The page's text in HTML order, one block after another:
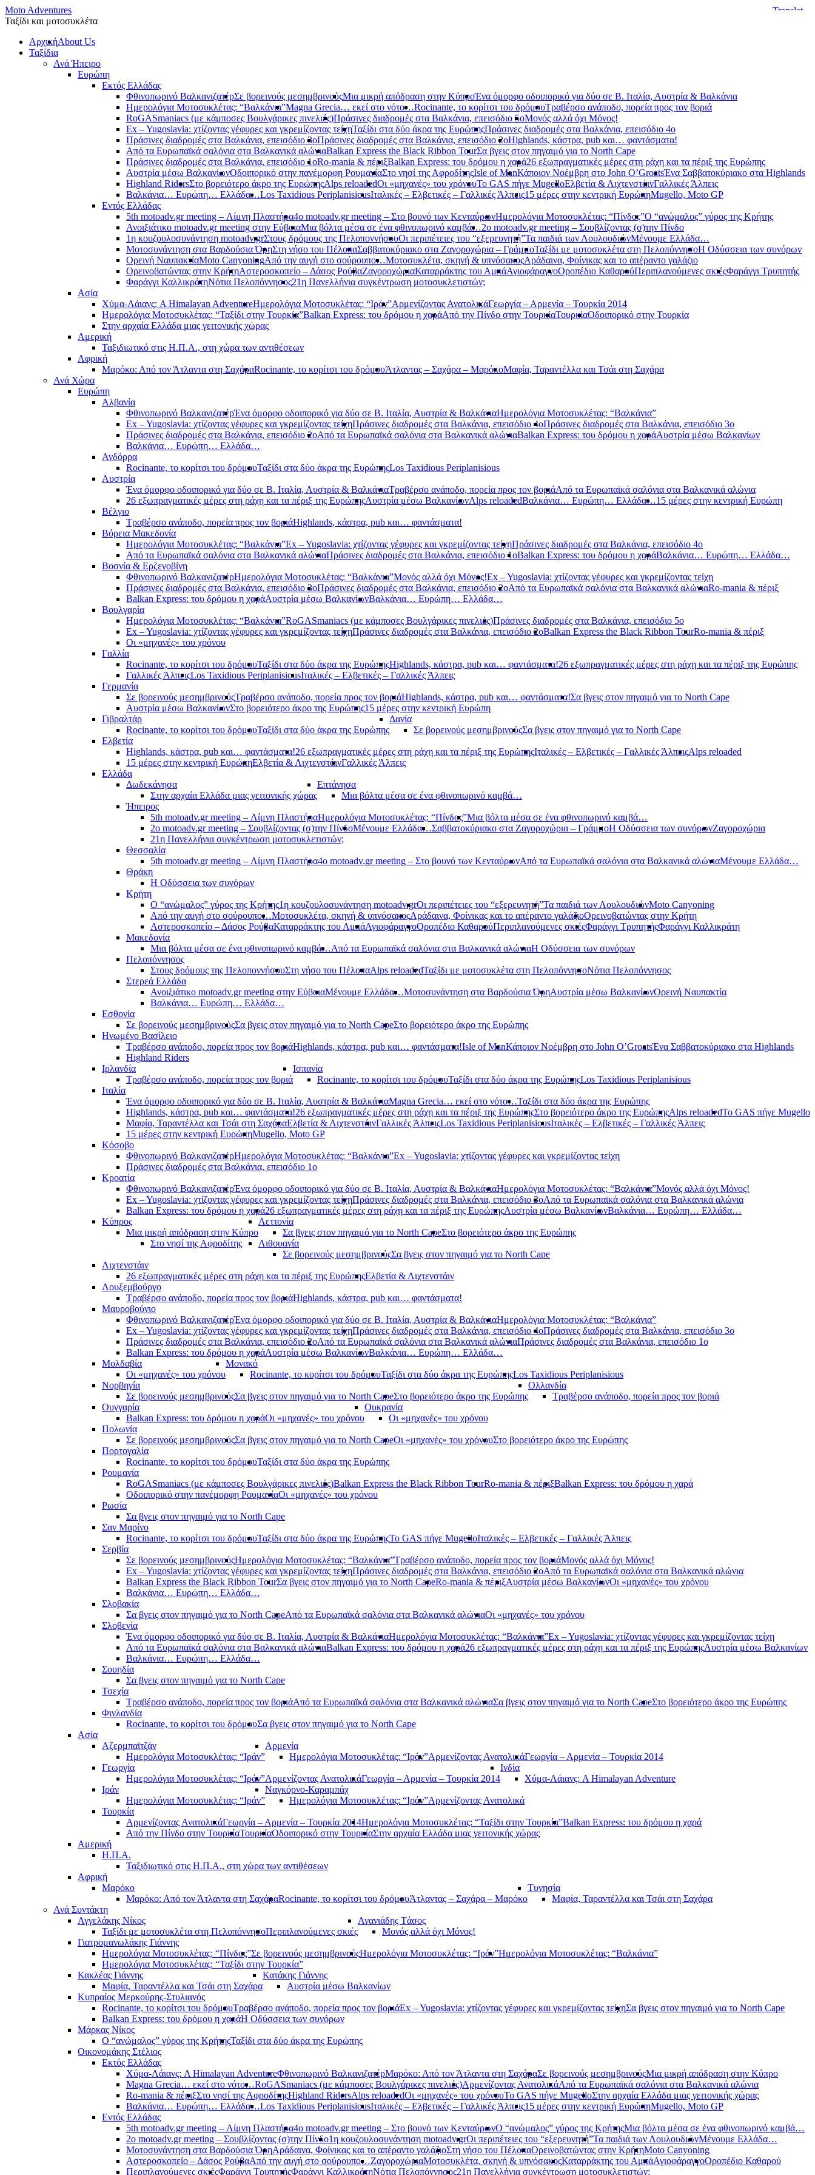
Moto Adventures
Ταξίδι και μοτοσυκλέτα
ΑρχικήAbout Us
Ταξίδια
Ανά Ήπειρο
Ευρώπη
Εκτός Ελλάδας
Φθινοπωρινό ΒαλκανιζατέρΣε βορεινούς μεσημβρινούςΜια μικρή απόδραση στην ΚύπροΈνα όμορφο οδοιπορικό για δύο σε Β. Ιταλία, Αυστρία & Βαλκάνια
Ημερολόγια Μοτοσυκλέτας: “Βαλκάνια”Magna Grecia… εκεί στο νότο…Rocinante, το κορίτσι του δρόμουΤραβέρσο ανάποδο, πορεία προς τον βοριά
RoGASmaniacs (με κάμποσες Βουλγάρικες πινελιές)Πράσινες διαδρομές στα Βαλκάνια, επεισόδιο 5οΜονός αλλά όχι Μόνος!
Ex – Yugoslavia: χτίζοντας γέφυρες και γκρεμίζοντας τείχηΤαξίδι στα δύο άκρα της ΕυρώπηςΠράσινες διαδρομές στα Βαλκάνια, επεισόδιο 4ο
Πράσινες διαδρομές στα Βαλκάνια, επεισόδιο 3οΠράσινες διαδρομές στα Βαλκάνια, επεισόδιο 2οHighlands, κάστρα, pub και… φαντάσματα!
Από τα Ευρωπαϊκά σαλόνια στα Βαλκανικά αλώνιαBalkan Express the Black Ribbon TourΣα βγεις στον πηγαιμό για το North Cape
Πράσινες διαδρομές στα Βαλκάνια, επεισόδιο 1οRo-mania & πέριξBalkan Express: του δρόμου η χαρά26 εξωπραγματικές μέρες στη ράχη και τα πέριξ της Ευρώπης
Αυστρία μέσω ΒαλκανίωνΟδοιπορικό στην πανέμορφη ΡουμανίαΣτο νησί της ΑφροδίτηςIsle of ManΚάποιον Νοέμβρη στο John O’GroatsΈνα Σαββατοκύριακο στα Highlands
Highland RidersΣτο βορειότερο άκρο της ΕυρώπηςAlps reloadedΟι «μηχανές» του χρόνουΤο GAS πήγε MugelloΕλβετία & ΛιχτενστάινΓαλλικές Άλπεις
Βαλκάνια… Ευρώπη… Ελλάδα…Los Taxidious PeriplanisiousΙταλικές – Ελβετικές – Γαλλικές Άλπεις15 μέρες στην κεντρική ΕυρώπηMugello, Moto GP
Εντός Ελλάδας
5th motoadv.gr meeting – Λίμνη Πλαστήρα4ο motoadv.gr meeting – Στο βουνό των ΚενταύρωνΗμερολόγια Μοτοσυκλέτας: “Πίνδος”Ο “ανώμαλος” γύρος της Κρήτης
Ανοιξιάτικο motoadv.gr meeting στην ΕύβοιαΜια βόλτα μέσα σε ένα φθινοπωρινό καμβά…2ο motoadv.gr meeting – Σουβλίζοντας (σ)την Πίνδο
1η κουζουλοσυνάντηση motoadv.grΣτους δρόμους της ΠελοποννήσουΟι περιπέτειες του “εξερευνητή”Τα παιδιά των ΛουλουδιώνΜένουμε Ελλάδα…
Μοτοσυνάντηση στα Βαρδούσια ΌρηΣτη νήσο του ΠέλοπαΣαββατοκύριακο στα Ζαγοροχώρια – ΓράμμοΤαξίδι με μοτοσυκλέτα στη ΠελοπόννησοΗ Οδύσσεια των συνόρων
Ορεινή ΝαυπακτίαMoto CanyoningΑπό την αυγή στο σούρουπο…Μοτοσυκλέτα, σκηνή & υπνόσακοςΑράδαινα, Φοίνικας και το απέραντο γαλάζιο
Ορεινοβατώντας στην ΚρήτηΑστεροσκοπείο – Δάσος ΡούβαΖαγοροχώριαΚαταρράκτης του ΑμπάΑγιοφάραγγοΟροπέδιο ΚαθαρούΠεριπλανούμενες σκιέςΦαράγγι Τρυπητής
Φαράγγι ΚαλλικράτηΝότια Πελοπόννησος21η Πανελλήνια συγκέντρωση μοτοσυκλετιστών;
Ασία
Χύμα-Λάιανς: A Himalayan AdventureΗμερολόγια Μοτοσυκλέτας: “Ιράν”Αρμενίζοντας ΑνατολικάΓεωργία – Αρμενία – Τουρκία 2014
Ημερολόγια Μοτοσυκλέτας: “Ταξίδι στην Τουρκία”Balkan Express: του δρόμου η χαράΑπό την Πίνδο στην ΤουρκίαΤουρκίαΟδοιπορικό στην Τουρκία
Στην αρχαία Ελλάδα μιας γειτονικής χώρας
Αμερική
Ταξιδιωτικό στις Η.Π.Α., στη χώρα των αντιθέσεων
Αφρική
Μαρόκο: Από τον Άτλαντα στη ΣαχάραRocinante, το κορίτσι του δρόμουΆτλαντας – Σαχάρα – ΜαρόκοΜαφία, Ταραντέλλα και Τσάι στη Σαχάρα
Ανά Χώρα
Ευρώπη
Αλβανία
Φθινοπωρινό ΒαλκανιζατέρΈνα όμορφο οδοιπορικό για δύο σε Β. Ιταλία, Αυστρία & ΒαλκάνιαΗμερολόγια Μοτοσυκλέτας: “Βαλκάνια”
Ex – Yugoslavia: χτίζοντας γέφυρες και γκρεμίζοντας τείχηΠράσινες διαδρομές στα Βαλκάνια, επεισόδιο 4οΠράσινες διαδρομές στα Βαλκάνια, επεισόδιο 3ο
Πράσινες διαδρομές στα Βαλκάνια, επεισόδιο 2οΑπό τα Ευρωπαϊκά σαλόνια στα Βαλκανικά αλώνιαBalkan Express: του δρόμου η χαράΑυστρία μέσω Βαλκανίων
Βαλκάνια… Ευρώπη… Ελλάδα…
Ανδόρρα
Rocinante, το κορίτσι του δρόμουΤαξίδι στα δύο άκρα της ΕυρώπηςLos Taxidious Periplanisious
Αυστρία
Ένα όμορφο οδοιπορικό για δύο σε Β. Ιταλία, Αυστρία & ΒαλκάνιαΤραβέρσο ανάποδο, πορεία προς τον βοριάΑπό τα Ευρωπαϊκά σαλόνια στα Βαλκανικά αλώνια
26 εξωπραγματικές μέρες στη ράχη και τα πέριξ της ΕυρώπηςΑυστρία μέσω ΒαλκανίωνAlps reloadedΒαλκάνια… Ευρώπη… Ελλάδα…15 μέρες στην κεντρική Ευρώπη
Βέλγιο
Τραβέρσο ανάποδο, πορεία προς τον βοριάHighlands, κάστρα, pub και… φαντάσματα!
Βόρεια Μακεδονία
Ημερολόγια Μοτοσυκλέτας: “Βαλκάνια”Ex – Yugoslavia: χτίζοντας γέφυρες και γκρεμίζοντας τείχηΠράσινες διαδρομές στα Βαλκάνια, επεισόδιο 4ο
Από τα Ευρωπαϊκά σαλόνια στα Βαλκανικά αλώνιαΠράσινες διαδρομές στα Βαλκάνια, επεισόδιο 1οBalkan Express: του δρόμου η χαράΒαλκάνια… Ευρώπη… Ελλάδα…
Βοσνία & Ερζεγοβίνη
Φθινοπωρινό ΒαλκανιζατέρΗμερολόγια Μοτοσυκλέτας: “Βαλκάνια”Μονός αλλά όχι Μόνος!Ex – Yugoslavia: χτίζοντας γέφυρες και γκρεμίζοντας τείχη
Πράσινες διαδρομές στα Βαλκάνια, επεισόδιο 3οΠράσινες διαδρομές στα Βαλκάνια, επεισόδιο 2οΑπό τα Ευρωπαϊκά σαλόνια στα Βαλκανικά αλώνιαRo-mania & πέριξ
Balkan Express: του δρόμου η χαράΑυστρία μέσω ΒαλκανίωνΒαλκάνια… Ευρώπη… Ελλάδα…
Βουλγαρία
Ημερολόγια Μοτοσυκλέτας: “Βαλκάνια”RoGASmaniacs (με κάμποσες Βουλγάρικες πινελιές)Πράσινες διαδρομές στα Βαλκάνια, επεισόδιο 5ο
Ex – Yugoslavia: χτίζοντας γέφυρες και γκρεμίζοντας τείχηΠράσινες διαδρομές στα Βαλκάνια, επεισόδιο 2οBalkan Express the Black Ribbon TourRo-mania & πέριξ
Οι «μηχανές» του χρόνου
Γαλλία
Rocinante, το κορίτσι του δρόμουΤαξίδι στα δύο άκρα της ΕυρώπηςHighlands, κάστρα, pub και… φαντάσματα!26 εξωπραγματικές μέρες στη ράχη και τα πέριξ της Ευρώπης
Γαλλικές ΆλπειςLos Taxidious PeriplanisiousΙταλικές – Ελβετικές – Γαλλικές Άλπεις
Γερμανία
Σε βορεινούς μεσημβρινούςΤραβέρσο ανάποδο, πορεία προς τον βοριάHighlands, κάστρα, pub και… φαντάσματα!Σα βγεις στον πηγαιμό για το North Cape
Αυστρία μέσω ΒαλκανίωνΣτο βορειότερο άκρο της Ευρώπης15 μέρες στην κεντρική Ευρώπη
Γιβραλτάρ
Rocinante, το κορίτσι του δρόμουΤαξίδι στα δύο άκρα της Ευρώπης
Δανία
Σε βορεινούς μεσημβρινούςΣα βγεις στον πηγαιμό για το North Cape
Ελβετία
Highlands, κάστρα, pub και… φαντάσματα!26 εξωπραγματικές μέρες στη ράχη και τα πέριξ της ΕυρώπηςΙταλικές – Ελβετικές – Γαλλικές ΆλπειςAlps reloaded
15 μέρες στην κεντρική ΕυρώπηΕλβετία & ΛιχτενστάινΓαλλικές Άλπεις
Ελλάδα
Δωδεκάνησα
Στην αρχαία Ελλάδα μιας γειτονικής χώρας
Επτάνησα
Μια βόλτα μέσα σε ένα φθινοπωρινό καμβά…
Ήπειρος
5th motoadv.gr meeting – Λίμνη ΠλαστήραΗμερολόγια Μοτοσυκλέτας: “Πίνδος”Μια βόλτα μέσα σε ένα φθινοπωρινό καμβά…
2ο motoadv.gr meeting – Σουβλίζοντας (σ)την ΠίνδοΜένουμε Ελλάδα…Σαββατοκύριακο στα Ζαγοροχώρια – ΓράμμοΗ Οδύσσεια των συνόρωνΖαγοροχώρια
21η Πανελλήνια συγκέντρωση μοτοσυκλετιστών;
Θεσσαλία
5th motoadv.gr meeting – Λίμνη Πλαστήρα4ο motoadv.gr meeting – Στο βουνό των ΚενταύρωνΑπό τα Ευρωπαϊκά σαλόνια στα Βαλκανικά αλώνιαΜένουμε Ελλάδα…
Θράκη
Η Οδύσσεια των συνόρων
Κρήτη
Ο “ανώμαλος” γύρος της Κρήτης1η κουζουλοσυνάντηση motoadv.grΟι περιπέτειες του “εξερευνητή”Τα παιδιά των ΛουλουδιώνMoto Canyoning
Από την αυγή στο σούρουπο…Μοτοσυκλέτα, σκηνή & υπνόσακοςΑράδαινα, Φοίνικας και το απέραντο γαλάζιοΟρεινοβατώντας στην Κρήτη
Αστεροσκοπείο – Δάσος ΡούβαΚαταρράκτης του ΑμπάΑγιοφάραγγοΟροπέδιο ΚαθαρούΠεριπλανούμενες σκιέςΦαράγγι ΤρυπητήςΦαράγγι Καλλικράτη
Μακεδονία
Μια βόλτα μέσα σε ένα φθινοπωρινό καμβά…Από τα Ευρωπαϊκά σαλόνια στα Βαλκανικά αλώνιαΗ Οδύσσεια των συνόρων
Πελοπόννησος
Στους δρόμους της ΠελοποννήσουΣτη νήσο του ΠέλοπαAlps reloadedΤαξίδι με μοτοσυκλέτα στη ΠελοπόννησοΝότια Πελοπόννησος
Στερεά Ελλάδα
Ανοιξιάτικο motoadv.gr meeting στην ΕύβοιαΜένουμε Ελλάδα…Μοτοσυνάντηση στα Βαρδούσια ΌρηΑυστρία μέσω ΒαλκανίωνΟρεινή Ναυπακτία
Βαλκάνια… Ευρώπη… Ελλάδα…
Εσθονία
Σε βορεινούς μεσημβρινούςΣα βγεις στον πηγαιμό για το North CapeΣτο βορειότερο άκρο της Ευρώπης
Ηνωμένο Βασίλειο
Τραβέρσο ανάποδο, πορεία προς τον βοριάHighlands, κάστρα, pub και… φαντάσματα!Isle of ManΚάποιον Νοέμβρη στο John O’GroatsΈνα Σαββατοκύριακο στα Highlands
Highland Riders
Ιρλανδία
Τραβέρσο ανάποδο, πορεία προς τον βοριά
Ισπανία
Rocinante, το κορίτσι του δρόμουΤαξίδι στα δύο άκρα της ΕυρώπηςLos Taxidious Periplanisious
Ιταλία
Ένα όμορφο οδοιπορικό για δύο σε Β. Ιταλία, Αυστρία & ΒαλκάνιαMagna Grecia… εκεί στο νότο…Ταξίδι στα δύο άκρα της Ευρώπης
Highlands, κάστρα, pub και… φαντάσματα!26 εξωπραγματικές μέρες στη ράχη και τα πέριξ της ΕυρώπηςΣτο βορειότερο άκρο της ΕυρώπηςAlps reloadedΤο GAS πήγε Mugello
Μαφία, Ταραντέλλα και Τσάι στη ΣαχάραΕλβετία & ΛιχτενστάινΓαλλικές ΆλπειςLos Taxidious PeriplanisiousΙταλικές – Ελβετικές – Γαλλικές Άλπεις
15 μέρες στην κεντρική ΕυρώπηMugello, Moto GP
Κόσοβο
Φθινοπωρινό ΒαλκανιζατέρΗμερολόγια Μοτοσυκλέτας: “Βαλκάνια”Ex – Yugoslavia: χτίζοντας γέφυρες και γκρεμίζοντας τείχη
Πράσινες διαδρομές στα Βαλκάνια, επεισόδιο 1ο
Κροατία
Φθινοπωρινό ΒαλκανιζατέρΈνα όμορφο οδοιπορικό για δύο σε Β. Ιταλία, Αυστρία & ΒαλκάνιαΗμερολόγια Μοτοσυκλέτας: “Βαλκάνια”Μονός αλλά όχι Μόνος!
Ex – Yugoslavia: χτίζοντας γέφυρες και γκρεμίζοντας τείχηΠράσινες διαδρομές στα Βαλκάνια, επεισόδιο 3οΑπό τα Ευρωπαϊκά σαλόνια στα Βαλκανικά αλώνια
Balkan Express: του δρόμου η χαρά26 εξωπραγματικές μέρες στη ράχη και τα πέριξ της ΕυρώπηςΑυστρία μέσω ΒαλκανίωνΒαλκάνια… Ευρώπη… Ελλάδα…
Κύπρος
Μια μικρή απόδραση στην Κύπρο
Στο νησί της Αφροδίτης
Λεττονία
Σα βγεις στον πηγαιμό για το North CapeΣτο βορειότερο άκρο της Ευρώπης
Λιθουανία
Σε βορεινούς μεσημβρινούςΣα βγεις στον πηγαιμό για το North Cape
Λιχτενστάιν
26 εξωπραγματικές μέρες στη ράχη και τα πέριξ της ΕυρώπηςΕλβετία & Λιχτενστάιν
Λουξεμβούργο
Τραβέρσο ανάποδο, πορεία προς τον βοριάHighlands, κάστρα, pub και… φαντάσματα!
Μαυροβούνιο
Φθινοπωρινό ΒαλκανιζατέρΈνα όμορφο οδοιπορικό για δύο σε Β. Ιταλία, Αυστρία & ΒαλκάνιαΗμερολόγια Μοτοσυκλέτας: “Βαλκάνια”
Ex – Yugoslavia: χτίζοντας γέφυρες και γκρεμίζοντας τείχηΠράσινες διαδρομές στα Βαλκάνια, επεισόδιο 4οΠράσινες διαδρομές στα Βαλκάνια, επεισόδιο 3ο
Πράσινες διαδρομές στα Βαλκάνια, επεισόδιο 2οΑπό τα Ευρωπαϊκά σαλόνια στα Βαλκανικά αλώνιαΠράσινες διαδρομές στα Βαλκάνια, επεισόδιο 1ο
Balkan Express: του δρόμου η χαράΑυστρία μέσω ΒαλκανίωνΒαλκάνια… Ευρώπη… Ελλάδα…
Μολδαβία
Οι «μηχανές» του χρόνου
Μονακό
Rocinante, το κορίτσι του δρόμουΤαξίδι στα δύο άκρα της ΕυρώπηςLos Taxidious Periplanisious
Νορβηγία
Σε βορεινούς μεσημβρινούςΣα βγεις στον πηγαιμό για το North CapeΣτο βορειότερο άκρο της Ευρώπης
Ολλανδία
Τραβέρσο ανάποδο, πορεία προς τον βοριά
Ουγγαρία
Balkan Express: του δρόμου η χαράΟι «μηχανές» του χρόνου
Ουκρανία
Οι «μηχανές» του χρόνου
Πολωνία
Σε βορεινούς μεσημβρινούςΣα βγεις στον πηγαιμό για το North CapeΟι «μηχανές» του χρόνουΣτο βορειότερο άκρο της Ευρώπης
Πορτογαλία
Rocinante, το κορίτσι του δρόμουΤαξίδι στα δύο άκρα της Ευρώπης
Ρουμανία
RoGASmaniacs (με κάμποσες Βουλγάρικες πινελιές)Balkan Express the Black Ribbon TourRo-mania & πέριξBalkan Express: του δρόμου η χαρά
Οδοιπορικό στην πανέμορφη ΡουμανίαΟι «μηχανές» του χρόνου
Ρωσία
Σα βγεις στον πηγαιμό για το North Cape
Σαν Μαρίνο
Rocinante, το κορίτσι του δρόμουΤαξίδι στα δύο άκρα της ΕυρώπηςΤο GAS πήγε MugelloΙταλικές – Ελβετικές – Γαλλικές Άλπεις
Σερβία
Σε βορεινούς μεσημβρινούςΗμερολόγια Μοτοσυκλέτας: “Βαλκάνια”Τραβέρσο ανάποδο, πορεία προς τον βοριάΜονός αλλά όχι Μόνος!
Ex – Yugoslavia: χτίζοντας γέφυρες και γκρεμίζοντας τείχηΠράσινες διαδρομές στα Βαλκάνια, επεισόδιο 2οΑπό τα Ευρωπαϊκά σαλόνια στα Βαλκανικά αλώνια
Balkan Express the Black Ribbon TourΣα βγεις στον πηγαιμό για το North CapeRo-mania & πέριξΑυστρία μέσω ΒαλκανίωνΟι «μηχανές» του χρόνου
Βαλκάνια… Ευρώπη… Ελλάδα…
Σλοβακία
Σα βγεις στον πηγαιμό για το North CapeΑπό τα Ευρωπαϊκά σαλόνια στα Βαλκανικά αλώνιαΟι «μηχανές» του χρόνου
Σλοβενία
Ένα όμορφο οδοιπορικό για δύο σε Β. Ιταλία, Αυστρία & ΒαλκάνιαΗμερολόγια Μοτοσυκλέτας: “Βαλκάνια”Ex – Yugoslavia: χτίζοντας γέφυρες και γκρεμίζοντας τείχη
Από τα Ευρωπαϊκά σαλόνια στα Βαλκανικά αλώνιαBalkan Express: του δρόμου η χαρά26 εξωπραγματικές μέρες στη ράχη και τα πέριξ της ΕυρώπηςΑυστρία μέσω Βαλκανίων
Βαλκάνια… Ευρώπη… Ελλάδα…
Σουηδία
Σα βγεις στον πηγαιμό για το North Cape
Τσεχία
Τραβέρσο ανάποδο, πορεία προς τον βοριάΑπό τα Ευρωπαϊκά σαλόνια στα Βαλκανικά αλώνιαΣα βγεις στον πηγαιμό για το North CapeΣτο βορειότερο άκρο της Ευρώπης
Φινλανδία
Rocinante, το κορίτσι του δρόμουΣα βγεις στον πηγαιμό για το North Cape
Ασία
Αζερμπαϊτζάν
Ημερολόγια Μοτοσυκλέτας: “Ιράν”
Αρμενία
Ημερολόγια Μοτοσυκλέτας: “Ιράν”Αρμενίζοντας ΑνατολικάΓεωργία – Αρμενία – Τουρκία 2014
Γεωργία
Ημερολόγια Μοτοσυκλέτας: “Ιράν”Αρμενίζοντας ΑνατολικάΓεωργία – Αρμενία – Τουρκία 2014
Ινδία
Χύμα-Λάιανς: A Himalayan Adventure
Ιράν
Ημερολόγια Μοτοσυκλέτας: “Ιράν”
Ναγκόρνο-Καραμπάχ
Ημερολόγια Μοτοσυκλέτας: “Ιράν”Αρμενίζοντας Ανατολικά
Τουρκία
Αρμενίζοντας ΑνατολικάΓεωργία – Αρμενία – Τουρκία 2014Ημερολόγια Μοτοσυκλέτας: “Ταξίδι στην Τουρκία”Balkan Express: του δρόμου η χαρά
Από την Πίνδο στην ΤουρκίαΤουρκίαΟδοιπορικό στην ΤουρκίαΣτην αρχαία Ελλάδα μιας γειτονικής χώρας
Αμερική
Η.Π.Α.
Ταξιδιωτικό στις Η.Π.Α., στη χώρα των αντιθέσεων
Αφρική
Μαρόκο
Μαρόκο: Από τον Άτλαντα στη ΣαχάραRocinante, το κορίτσι του δρόμουΆτλαντας – Σαχάρα – Μαρόκο
Τυνησία
Μαφία, Ταραντέλλα και Τσάι στη Σαχάρα
Ανά Συντάκτη
Αγγελάκης Νίκος
Ταξίδι με μοτοσυκλέτα στη ΠελοπόννησοΠεριπλανούμενες σκιές
Ανανιάδης Tάσος
Μονός αλλά όχι Μόνος!
Γιατρομανωλάκης Γιάννης
Ημερολόγια Μοτοσυκλέτας: “Πίνδος”Σε βορεινούς μεσημβρινούςΗμερολόγια Μοτοσυκλέτας: “Ιράν”Ημερολόγια Μοτοσυκλέτας: “Βαλκάνια”
Ημερολόγια Μοτοσυκλέτας: “Ταξίδι στην Τουρκία”
Κακλέας Γιάννης
Μαφία, Ταραντέλλα και Τσάι στη Σαχάρα
Κατάκης Γιάννης
Αυστρία μέσω Βαλκανίων
Κυπραίος Μερκούρης-Στυλιανός
Rocinante, το κορίτσι του δρόμουΤραβέρσο ανάποδο, πορεία προς τον βοριάEx – Yugoslavia: χτίζοντας γέφυρες και γκρεμίζοντας τείχηΣα βγεις στον πηγαιμό για το North Cape
Balkan Express: του δρόμου η χαράΗ Οδύσσεια των συνόρων
Μάρκας Νίκος
Ο “ανώμαλος” γύρος της ΚρήτηςΤαξίδι στα δύο άκρα της Ευρώπης
Οικονομάκης Στέλιος
Εκτός Ελλάδας
Χύμα-Λάιανς: A Himalayan AdventureΦθινοπωρινό ΒαλκανιζατέρΜαρόκο: Από τον Άτλαντα στη ΣαχάραΣε βορεινούς μεσημβρινούςΜια μικρή απόδραση στην Κύπρο
Magna Grecia… εκεί στο νότο…RoGASmaniacs (με κάμποσες Βουλγάρικες πινελιές)Αρμενίζοντας ΑνατολικάΑπό τα Ευρωπαϊκά σαλόνια στα Βαλκανικά αλώνια
Ro-mania & πέριξΣτο νησί της ΑφροδίτηςHighland RidersAlps reloadedΟι «μηχανές» του χρόνουΤο GAS πήγε MugelloΣτην αρχαία Ελλάδα μιας γειτονικής χώρας
Βαλκάνια… Ευρώπη… Ελλάδα…Los Taxidious PeriplanisiousΙταλικές – Ελβετικές – Γαλλικές Άλπεις15 μέρες στην κεντρική ΕυρώπηMugello, Moto GP
Εντός Ελλάδας
5th motoadv.gr meeting – Λίμνη Πλαστήρα4ο motoadv.gr meeting – Στο βουνό των ΚενταύρωνΟ “ανώμαλος” γύρος της ΚρήτηςΜια βόλτα μέσα σε ένα φθινοπωρινό καμβά…
2ο motoadv.gr meeting – Σουβλίζοντας (σ)την Πίνδο1η κουζουλοσυνάντηση motoadv.grΟι περιπέτειες του “εξερευνητή”Τα παιδιά των ΛουλουδιώνΜένουμε Ελλάδα…
Μοτοσυνάντηση στα Βαρδούσια ΌρηΑράδαινα, Φοίνικας και το απέραντο γαλάζιοΣτη νήσο του ΠέλοπαΟρεινοβατώντας στην ΚρήτηMoto Canyoning
Αστεροσκοπείο – Δάσος ΡούβαΑπό την αυγή στο σούρουπο…ΖαγοροχώριαΜοτοσυκλέτα, σκηνή & υπνόσακοςΚαταρράκτης του ΑμπάΑγιοφάραγγοΟροπέδιο Καθαρού
Περιπλανούμενες σκιέςΦαράγγι ΤρυπητήςΦαράγγι ΚαλλικράτηΝότια Πελοπόννησος21η Πανελλήνια συγκέντρωση μοτοσυκλετιστών;